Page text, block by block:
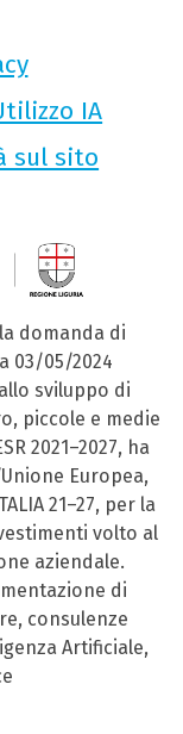
IA
sul sito
domanda di
03/05/2024
sviluppo di
piccole e medie
2021–2027, ha
Europea,
21–27, per la
volto al
aziendale.
di
consulenze
Artificiale,